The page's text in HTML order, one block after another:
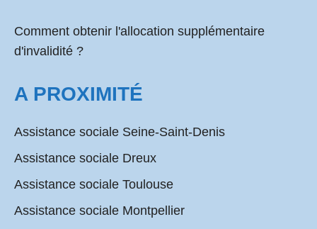
Comment obtenir l'allocation supplémentaire
d'invalidité ?
A PROXIMITÉ
Assistance sociale Seine-Saint-Denis
Assistance sociale Dreux
Assistance sociale Toulouse
Assistance sociale Montpellier